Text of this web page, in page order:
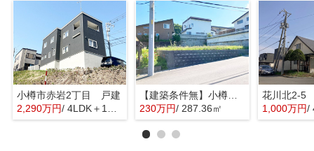
小樽市赤岩2丁目 戸建
2,290万円/ 4LDK＋1S(納戸)
【建築条件無】小樽市桂岡町 更地土地
230万円/ 287.36㎡
花川北2-5
1,000万円/